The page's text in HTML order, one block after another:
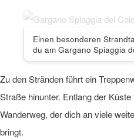
Einen besonderen
du am Gargano Spiaggia
Zu den Stränden führt ein
Straße hinunter. Entlang der
Wanderweg, der dich an viele
bringt.